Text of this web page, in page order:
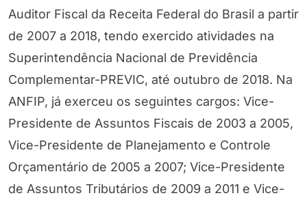
Auditor Fiscal da Receita Federal do Brasil a partir
de 2007 a 2018, tendo exercido atividades na
Superintendência Nacional de Previdência
Complementar-PREVIC, até outubro de 2018. Na
ANFIP, já exerceu os seguintes cargos: Vice-
Presidente de Assuntos Fiscais de 2003 a 2005,
Vice-Presidente de Planejamento e Controle
Orçamentário de 2005 a 2007; Vice-Presidente
de Assuntos Tributários de 2009 a 2011 e Vice-